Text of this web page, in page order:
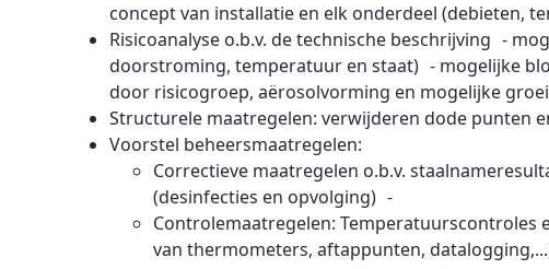
concept van installatie en elk onderdeel (debieten,
Risicoanalyse o.b.v. de technische beschrijving -
doorstroming, temperatuur en staat) - mogelijke
door risicogroep, aërosolvorming en mogelijke
Structurele maatregelen: verwijderen dode punten
Voorstel beheersmaatregelen:
Correctieve maatregelen o.b.v.
(desinfecties en opvolging) -
Controlemaatregelen:
van thermometers, aftappunten,